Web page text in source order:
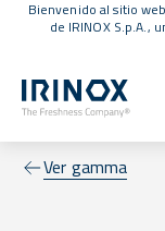
Bienvenido al sitio
de IRINOX S.p.A.,
Ver gamma